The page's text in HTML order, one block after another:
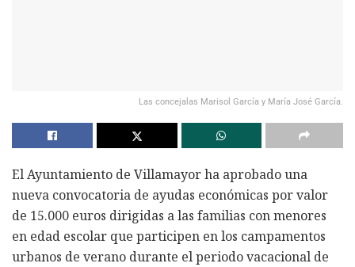
Las concejalas Marisol García y María José García.
El Ayuntamiento de Villamayor ha aprobado una
nueva convocatoria de ayudas económicas por valor
de 15.000 euros dirigidas a las familias con menores
en edad escolar que participen en los campamentos
urbanos de verano durante el periodo vacacional de